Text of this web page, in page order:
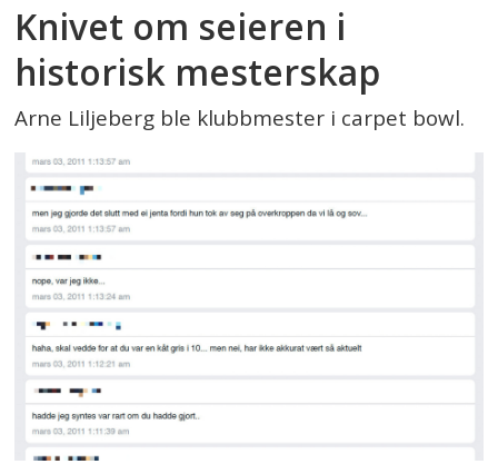
Knivet om seieren i
historisk mesterskap
Arne Liljeberg ble klubbmester i carpet bowl.